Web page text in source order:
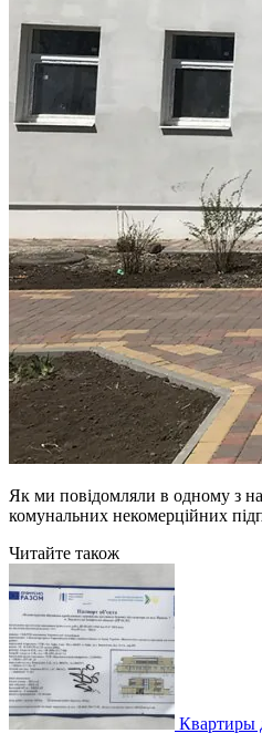
Як ми повідомляли в одному з
комунальних некомерційних
Читайте також
Квартиры